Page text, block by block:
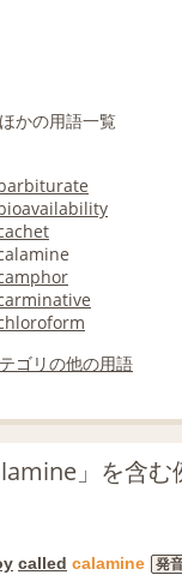
かの用語一覧
ゴリの他の用語
」を含
called calamine 発